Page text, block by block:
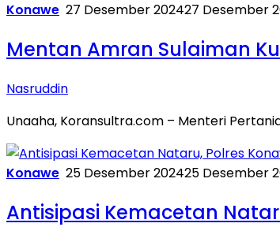
Konawe 27 Desember 202427 Desember
Mentan Amran Sulaiman
Nasruddin
Unaaha, Koransultra.com – Menteri
Konawe 25 Desember 202425 Desember
Antisipasi Kemacetan